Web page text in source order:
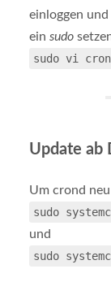
einloggen
ein sudo
sudo vi
Update ab
Um crond
sudo
und
sudo